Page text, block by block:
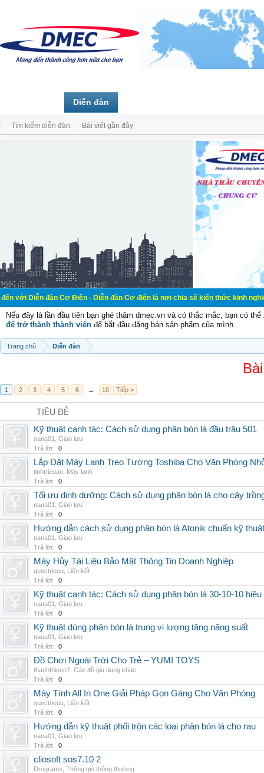
đàn Cơ Điện - Diễn đàn Cơ điện là nơi chia sẽ kiến thức kinh nghiệm
Nếu đây là lần đầu tiên bạn ghé thăm dmec.vn và có thắc mắc, bạn có
để trở thành thành viên để bắt đầu đăng bán sản phẩm của mình.
Trang chủ Diễn đàn
1 2 3 4 5 6 → 10 Tiếp >
TIÊU ĐỀ
Kỹ thuật canh tác: Cách sử dụng phân bón lá đầu trâu 501
nana01
Giao lưu
Trả lời:
0
Lắp Đặt Máy Lạnh Treo Tường Toshiba Cho Văn Phòng
tinhtrieuan Máy lạnh
Trả lời:
0
Tối ưu dinh dưỡng: Cách sử dụng phân bón lá cho cây
nana01
Giao lưu
Trả lời:
0
Hướng dẫn cách sử dụng phân bón lá Atonik chuẩn kỹ thuật
nana01
Giao lưu
Trả lời:
0
Máy Hủy Tài Liệu Bảo Mật Thông Tin Doanh Nghiệp
quoctrieuu Liên kết
Trả lời:
0
Kỹ thuật canh tác: Cách sử dụng phân bón lá 30-10-10 hiệu
nana01
Giao lưu
Trả lời:
0
Kỹ thuật dùng phân bón lá trung vi lượng tăng năng suất
nana01
Giao lưu
Trả lời:
0
Đồ Chơi Ngoài Trời Cho Trẻ – YUMI TOYS
thanhthieen7 Các đồ gia dụng khác
Trả lời:
0
Máy Tính All In One Giải Pháp Gọn Gàng Cho Văn Phòng
quoctrieuu Liên kết
Trả lời:
0
Hướng dẫn kỹ thuật phối trộn các loại phân bón lá cho rau
nana01
Giao lưu
Trả lời:
0
cliosoft sos7.10 2
Drograms Thông gió thông thường
Diễn đàn
Tìm kiếm diễn đàn Bài viết gần đây